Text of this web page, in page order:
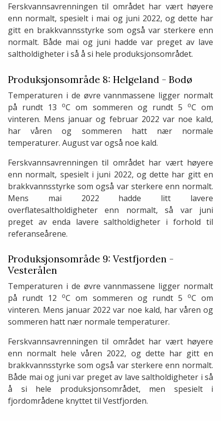
Ferskvannsavrenningen til området har vært høyere
enn normalt, spesielt i mai og juni 2022, og dette har
gitt en brakkvannsstyrke som også var sterkere enn
normalt. Både mai og juni hadde var preget av lave
saltholdigheter i så å si hele produksjonsområdet.
Produksjonsområde 8: Helgeland - Bodø
Temperaturen i de øvre vannmassene ligger normalt
på rundt 13
oC om sommeren og rundt 5 oC om
vinteren. Mens januar og februar 2022 var noe kald,
har våren og sommeren hatt nær normale
temperaturer. August var også noe kald.
Ferskvannsavrenningen til området har vært høyere
enn normalt, spesielt i juni 2022, og dette har gitt en
brakkvannsstyrke som også var sterkere enn normalt.
Mens mai 2022 hadde litt lavere
overflatesaltholdigheter enn normalt, så var juni
preget av enda lavere saltholdigheter i forhold til
referanseårene.
Produksjonsområde 9: Vestfjorden -
Vesterålen
Temperaturen i de øvre vannmassene ligger normalt
på rundt 12
oC om sommeren og rundt 5 oC om
vinteren. Mens januar 2022 var noe kald, har våren og
sommeren hatt nær normale temperaturer.
Ferskvannsavrenningen til området har vært høyere
enn normalt hele våren 2022, og dette har gitt en
brakkvannsstyrke som også var sterkere enn normalt.
Både mai og juni var preget av lave saltholdigheter i så
å si hele produksjonsområdet, men spesielt i
fjordområdene knyttet til Vestfjorden.